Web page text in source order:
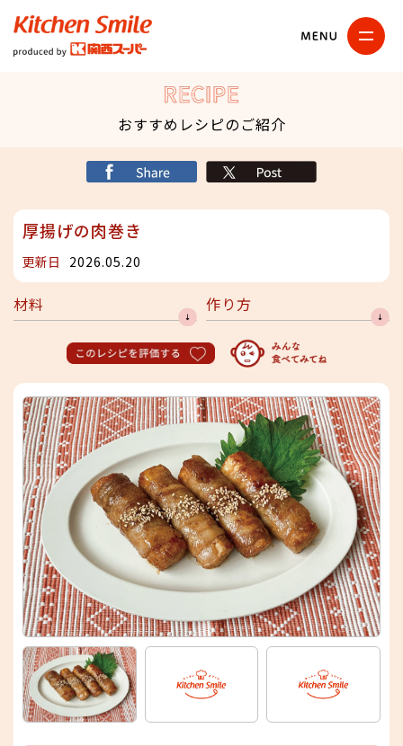
キッチンスマイル
おすすめレシピのご紹介
厚揚げの肉巻き
更新日 2026.05.20
材料 作り方